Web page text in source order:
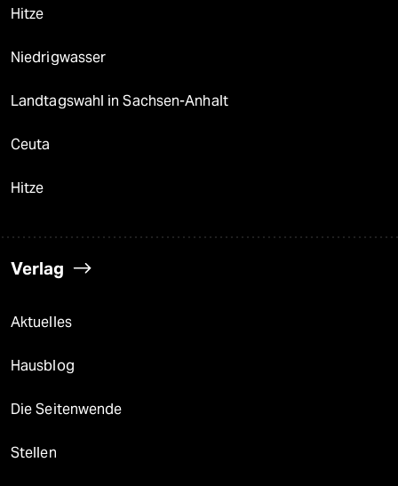
Hitze
Niedrigwasser
Landtagswahl in Sachsen-Anhalt
Ceuta
Hitze
Verlag
Aktuelles
Hausblog
Die Seitenwende
Stellen